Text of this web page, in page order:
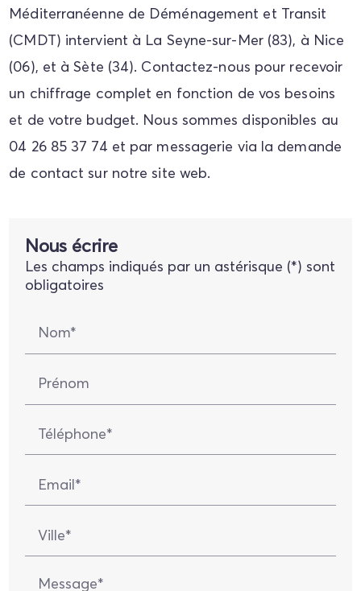
Méditerranéenne de Déménagement et Transit
(CMDT) intervient à La Seyne-sur-Mer (83), à Nice
(06), et à Sète (34). Contactez-nous pour recevoir
un chiffrage complet en fonction de vos besoins
et de votre budget. Nous sommes disponibles au
04 26 85 37 74 et par messagerie via la demande
de contact sur notre site web.
Nous écrire
Les champs indiqués par un astérisque (*) sont
obligatoires
Nom*
Prénom
Téléphone*
Email*
Ville*
Message*